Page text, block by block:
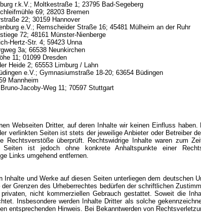
r.k.V.; Moltkestraße 1; 23795 Bad-Segeberg
69; 28203 Bremen
22; 30159 Hannover
e.V.; Remscheider Straße 16; 45481 Mülheim an der Ruhr
72; 48161 Münster-Nienberge
Hertz-Str. 4; 59423 Unna
3a; 66538 Neunkirchen
11; 01099 Dresden
Heide 2; 65553 Limburg / Lahn
e.V.; Gymnasiumstraße 18-20; 63654 Büdingen
Mannheim
Jacoby-Weg 11; 70597 Stuttgart
Webseiten Dritter, auf deren Inhalte wir keinen Einfluss
verlinkten Seiten ist stets der jeweilige Anbieter oder Betreiber
Rechtsverstöße überprüft. Rechtswidrige Inhalte waren zum
ist jedoch ohne konkrete Anhaltspunkte einer
Links umgehend entfernen.
Inhalte und Werke auf diesen Seiten unterliegen dem deutschen
Grenzen des Urheberrechtes bedürfen der schriftlichen
nicht kommerziellen Gebrauch gestattet. Soweit die
Insbesondere werden Inhalte Dritter als solche
entsprechenden Hinweis. Bei Bekanntwerden von